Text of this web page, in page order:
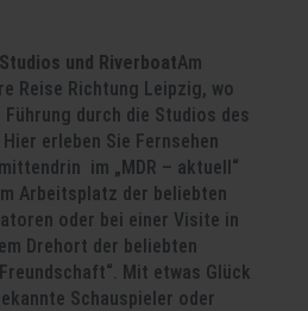
und RiverboatAm
Reise Richtung Leipzig, wo
Führung durch die Studios des
erleben Sie Fernsehen
im „MDR – aktuell“
Arbeitsplatz der beliebten
oder bei einer Visite in
Drehort der beliebten
Mit etwas Glück
Schauspieler oder